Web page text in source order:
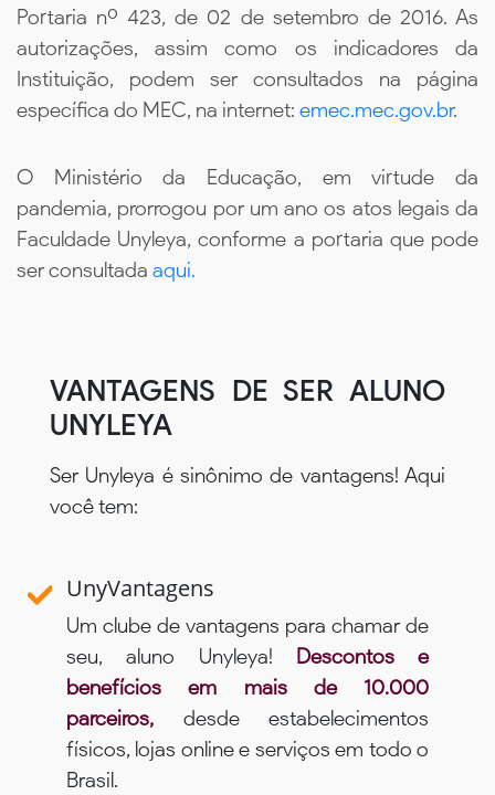
Portaria nº 423, de 02 de setembro de 2016. As
autorizações, assim como os indicadores da
Instituição, podem ser consultados na página
específica do MEC, na internet: emec.mec.gov.br.
O Ministério da Educação, em virtude da
pandemia, prorrogou por um ano os atos legais da
Faculdade Unyleya, conforme a portaria que pode
ser consultada aqui.
VANTAGENS DE SER ALUNO
UNYLEYA
Ser Unyleya é sinônimo de vantagens! Aqui
você tem:
UnyVantagens
Um clube de vantagens para chamar de
seu, aluno Unyleya! Descontos e
benefícios em mais de 10.000
parceiros, desde estabelecimentos
físicos, lojas online e serviços em todo o
Brasil.